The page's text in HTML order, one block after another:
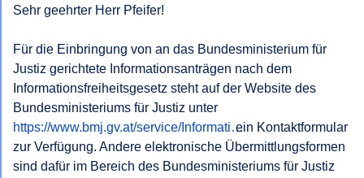
Sehr geehrter Herr Pfeifer!
Für die Einbringung von an das Bundesministerium für
Justiz gerichtete Informationsanträgen nach dem
Informationsfreiheitsgesetz steht auf der Website des
Bundesministeriums für Justiz unter
https://www.bmj.gv.at/service/Informati… ein Kontaktformular
zur Verfügung. Andere elektronische Übermittlungsformen
sind dafür im Bereich des Bundesministeriums für Justiz